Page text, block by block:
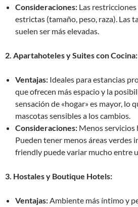
Consideraciones: Las
estrictas (tamaño, peso, raza). Las
suelen ser más elevadas.
2. Apartahoteles y Suites con Cocina:
Ventajas: Ideales para estancias
que ofrecen más espacio y la
sensación de «hogar» es mayor, lo
mascotas sensibles a los cambios.
Consideraciones: Menos
Pueden tener menos áreas verdes
friendly puede variar mucho entre
3. Hostales y Boutique Hotels:
Ventajas:Ambiente más íntimo y